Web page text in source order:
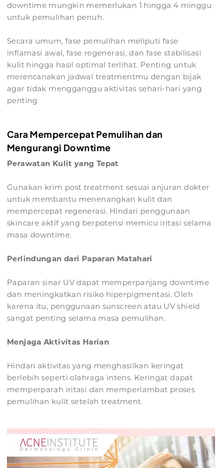
downtime mungkin memerlukan 1 hingga 4 minggu
untuk pemulihan penuh.
Secara umum, fase pemulihan meliputi fase
inflamasi awal, fase regenerasi, dan fase stabilisasi
kulit hingga hasil optimal terlihat. Penting untuk
merencanakan jadwal treatmentmu dengan bijak
agar tidak mengganggu aktivitas sehari-hari yang
penting
Cara Mempercepat Pemulihan dan
Mengurangi Downtime
Perawatan Kulit yang Tepat
Gunakan krim post treatment sesuai anjuran dokter
untuk membantu menenangkan kulit dan
mempercepat regenerasi. Hindari penggunaan
skincare aktif yang berpotensi memicu iritasi selama
masa downtime.
Perlindungan dari Paparan Matahari
Paparan sinar UV dapat memperpanjang downtime
dan meningkatkan risiko hiperpigmentasi. Oleh
karena itu, penggunaan sunscreen atau UV shield
sangat penting selama masa pemulihan.
Menjaga Aktivitas Harian
Hindari aktivitas yang menghasilkan keringat
berlebih seperti olahraga intens. Keringat dapat
memperparah iritasi dan memperlambat proses
pemulihan kulit setelah treatment.